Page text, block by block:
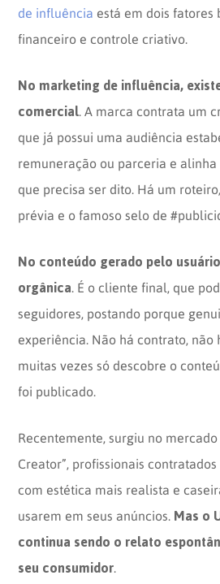
de influência está em dois fatores
financeiro e controle criativo.
No marketing de influência,
comercial . A marca contrata um
que já possui uma audiência
remuneração ou parceria e
que precisa ser dito. Há um
prévia e o famoso selo de
No conteúdo gerado pelo
orgânica . É o cliente final, que
seguidores, postando porque
experiência. Não há contrato, não
muitas vezes só descobre o
foi publicado.
Recentemente, surgiu no mercado
Creator”, profissionais
com estética mais realista e
usarem em seus anúncios. Mas o
continua sendo o relato
seu consumidor